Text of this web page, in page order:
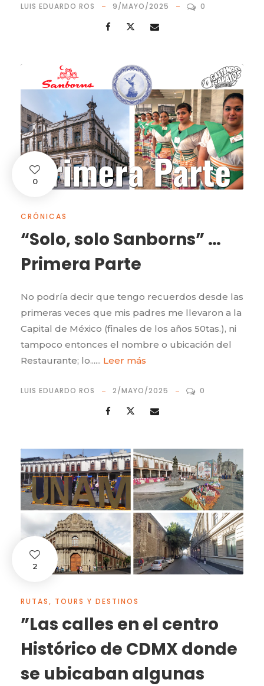
LUIS EDUARDO ROS 9/MAYO/2025 0
0
CRÓNICAS
“Solo, solo Sanborns” …
Primera Parte
No podría decir que tengo recuerdos desde las
primeras veces que mis padres me llevaron a la
Capital de México (finales de los años 50tas.), ni
tampoco entonces el nombre o ubicación del
Restaurante; lo...... Leer más
LUIS EDUARDO ROS 2/MAYO/2025 0
2
RUTAS, TOURS Y DESTINOS
”Las calles en el centro
Histórico de CDMX donde
se ubicaban algunas